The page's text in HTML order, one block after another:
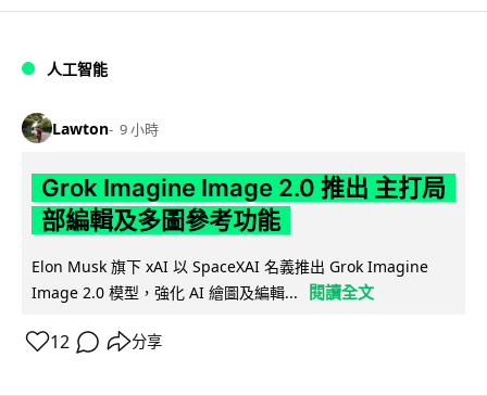
人工智能
Lawton 9 小時
Grok Imagine Image 2.0 推出 主打局
部編輯及多圖參考功能
Elon Musk 旗下 xAI 以 SpaceXAI 名義推出 Grok Imagine
Image 2.0 模型，強化 AI 繪圖及編輯...
閱讀全文
12 分享